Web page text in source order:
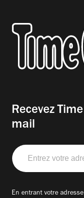
Recevez
mail
Entrez
votre
adresse
En entrant votre